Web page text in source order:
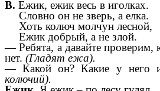
В. Ежик, ежик весь в иголках.
Словно он не зверь, а елка.
Хоть колюч молчун лесной,
Ежик добрый, а не злой.
— Ребята, а давайте проверим,
нет. (Гладят ежа).
— Какой он? Какие у него
колючий).